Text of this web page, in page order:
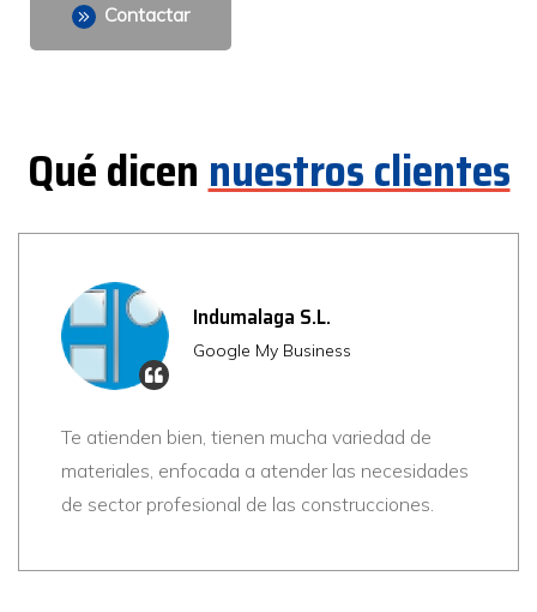
Contactar
Qué dicennuestros clientes
Indumalaga S.L.
Google My Business
Te atienden bien, tienen mucha variedad de
materiales, enfocada a atender las necesidades
de sector profesional de las construcciones.